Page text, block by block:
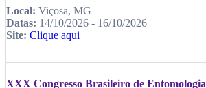
Local: Viçosa, MG
Datas: 14/10/2026 - 16/10/2026
Site: Clique aqui
XXX Congresso Brasileiro de Entomologia